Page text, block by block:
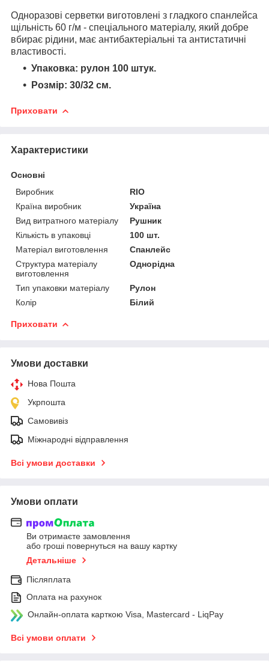
Одноразові серветки виготовлені з гладкого спанлейса
щільність 60 г/м - спеціального матеріалу, який добре
вбирає рідини, має антибактеріальні та антистатичні
властивості.
Упаковка: рулон 100 штук.
Розмір: 30/32 см.
Приховати
Характеристики
Основні
Виробник
RIO
Країна виробник
Україна
Вид витратного матеріалу
Рушник
Кількість в упаковці
100 шт.
Матеріал виготовлення
Спанлейс
Структура матеріалу
виготовлення
Однорідна
Тип упаковки матеріалу
Рулон
Колір
Білий
Приховати
Умови доставки
Нова Пошта
Укрпошта
Самовивіз
Міжнародні відправлення
Всі умови доставки
Умови оплати
Ви отримаєте замовлення
або гроші повернуться на вашу картку
Детальніше
Післяплата
Оплата на рахунок
Онлайн-оплата карткою Visa, Mastercard - LiqPay
Всі умови оплати